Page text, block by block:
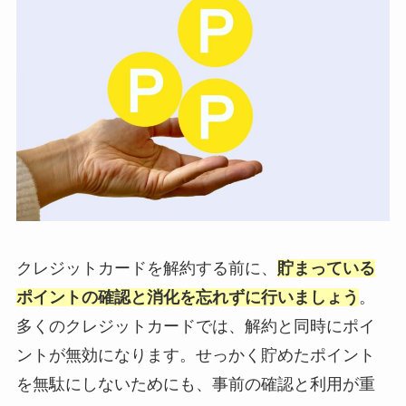
クレジットカードを解約する前に、 貯まっている
ポイントの確認と消化を忘れずに行いましょう 。
多くのクレジットカードでは、解約と同時にポイ
ントが無効になります。せっかく貯めたポイント
を無駄にしないためにも、事前の確認と利用が重